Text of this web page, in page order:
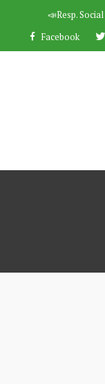
contenido
📣Resp. Social
Facebook